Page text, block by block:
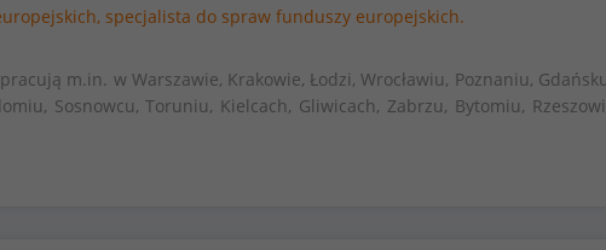
specjalista do spraw funduszy europejskich.
m.in. w Warszawie, Krakowie, Łodzi, Wrocławiu, Poznaniu,
Sosnowcu, Toruniu, Kielcach, Gliwicach, Zabrzu, Bytomiu,